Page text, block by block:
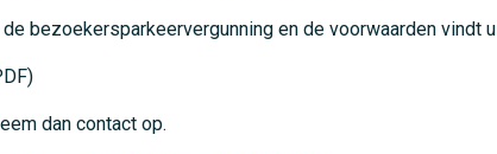
bezoekersparkeervergunning en de voorwaarden vindt u
dan contact op.